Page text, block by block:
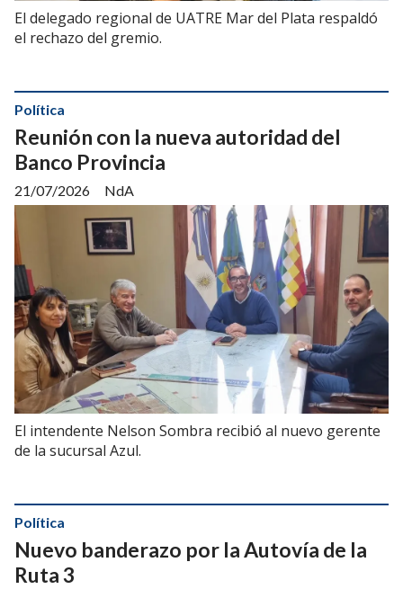
El delegado regional de UATRE Mar del Plata respaldó
el rechazo del gremio.
Reunión con la nueva autoridad del
Banco Provincia
NdA
Política
21/07/2026
El intendente Nelson Sombra recibió al nuevo gerente
de la sucursal Azul.
Nuevo banderazo por la Autovía de la
Ruta 3
Política